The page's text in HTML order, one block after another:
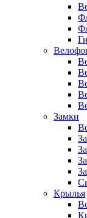
Замки
Крылья